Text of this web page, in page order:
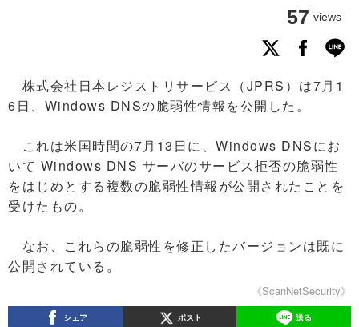
57 views
株式会社日本レジストリサービス（JPRS）は7月1
6日、Windows DNSの脆弱性情報を公開した。
これは米国時間の7月13日に、Windows DNSにお
いて Windows DNS サーバのサービス拒否の脆弱性
をはじめとする複数の脆弱性情報が公開されたことを
受けたもの。
なお、これらの脆弱性を修正したバージョンは既に
公開されている。
《ScanNetSecurity》
シェア ポスト 送る